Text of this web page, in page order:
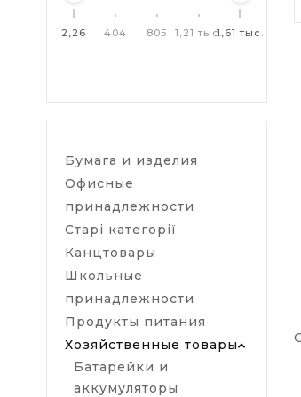
2,26 404 805 1,21 тыс.1,61 тыс.
Бумага и изделия
Офисные
принадлежности
Старі категорії
Канцтовары
Школьные
принадлежности
Продукты питания
Хозяйственные товары
Батарейки и
аккумуляторы